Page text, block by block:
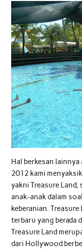
Hal berkesan
2012 kami
yakni Treasure Land,
anak-anak dalam
keberanian.
terbaru yang berada
Treasure Land
dari Hollywood